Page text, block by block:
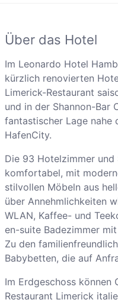
Über das Hotel
Im Leonardo Hotel
kürzlich renovierten
Limerick-Restaurant
und in der Shannon-Bar
fantastischer Lage nahe
HafenCity.
Die 93 Hotelzimmer
komfortabel, mit
stilvollen Möbeln aus
über Annehmlichkeiten
WLAN, Kaffee- und
en-suite Badezimmer
Zu den
Babybetten, die auf
Im Erdgeschoss können
Restaurant Limerick